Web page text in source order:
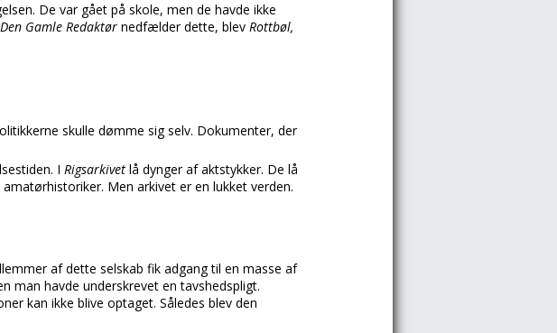
De var gået på skole, men de havde ikke
Den Gamle Redaktør nedfælder dette, blev Rottbøl,
skulle dømme sig selv. Dokumenter, der
I Rigsarkivet lå dynger af aktstykker. De lå
Men arkivet er en lukket verden.
af dette selskab fik adgang til en masse af
man havde underskrevet en tavshedspligt.
kan ikke blive optaget. Således blev den